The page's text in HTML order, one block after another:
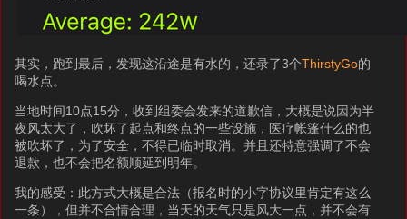
其实，跑到最后，发现这沿途是有水的，还录了3个ThirstyGo的
喝水点。
当地时间10点15分，收到组委会发来的道歉信，大概是说因为半
夜风太大了，吹坏了起点和终点的一些设施，医疗帐篷什么的也
被吹坏了，为了安全，不得已临时取消。并且还特意强调了不会
退款，也不会把名额顺延到明年。
我的感受：此方式大概是合法（报名时的小字协议里肯定有这么
一条），但并不合情合理，当天的天气只是风大一点，并不会有